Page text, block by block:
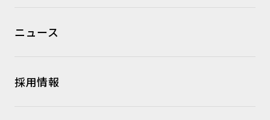
ニュース
採用情報